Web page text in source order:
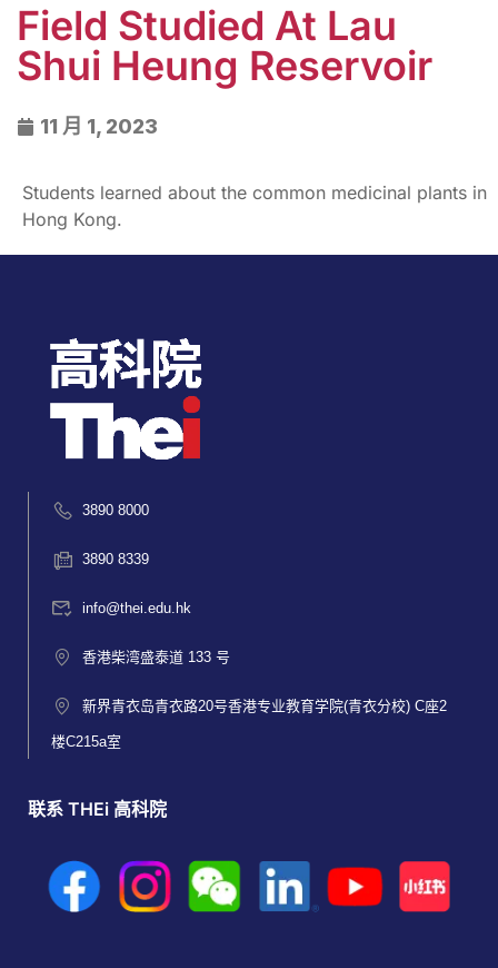
Field Studied At Lau
Shui Heung Reservoir
11 月 1, 2023
Students learned about the common medicinal plants in
Hong Kong.
3890 8000
3890 8339
info@thei.edu.hk
香港柴湾盛泰道 133 号
新界青衣岛青衣路20号香港专业教育学院(青衣分校) C座2
楼C215a室
联系 THEi 高科院